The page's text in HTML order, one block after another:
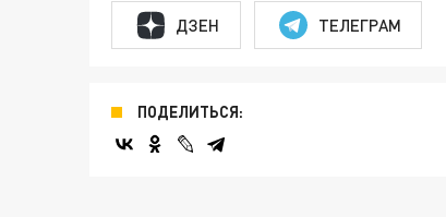
ДЗЕН ТЕЛЕГРАМ
ПОДЕЛИТЬСЯ: